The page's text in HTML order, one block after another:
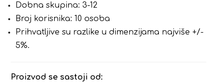
Dobna skupina: 3-12
Broj korisnika: 10 osoba
Prihvatljive su razlike u dimenzijama najviše +/-
5%.
Proizvod se sastoji od: